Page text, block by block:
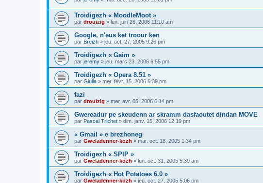
Troidigezh « MoodleMoot »
par drouizig » lun. juin 26, 2006 11:10 am
Google, n'eus ket troour ken
par Breizh » jeu. oct. 27, 2005 9:26 pm
Troidigezh « Gaim »
par jeremy » jeu. mars 23, 2006 6:55 pm
Troidigezh « Opera 8.51 »
par Giulia » mer. févr. 15, 2006 6:39 pm
fazi
par drouizig » mer. avr. 05, 2006 6:14 pm
Gwereadur pe skeudenn ar skramm dasfaoutet dindan MOVE
par Pascal Trichet » dim. janv. 15, 2006 12:19 pm
« Gmail » e brezhoneg
par Gweladenner-kozh » mar. oct. 18, 2005 1:34 pm
Troidigezh « SPIP »
par Gweladenner-kozh » lun. oct. 31, 2005 5:39 am
Troidigezh « Hot Potatoes 6.0 »
par Gweladenner-kozh » jeu. oct. 27, 2005 5:06 pm